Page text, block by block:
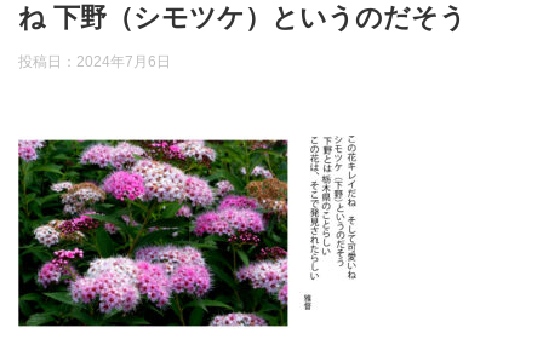
ね 下野（シモツケ）というのだそう
投稿日： 2024年7月6日